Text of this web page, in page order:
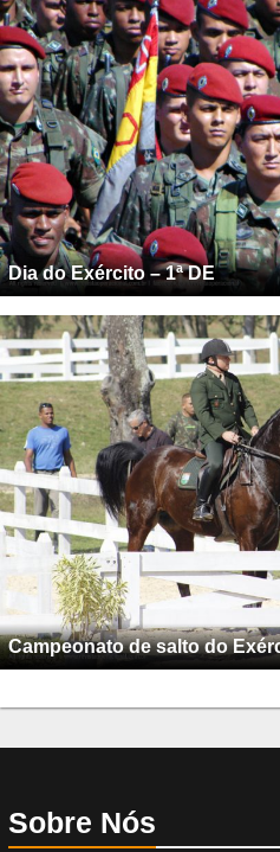
Dia do Exército – 1ª DE
Campeonato de salto do
Sobre Nós